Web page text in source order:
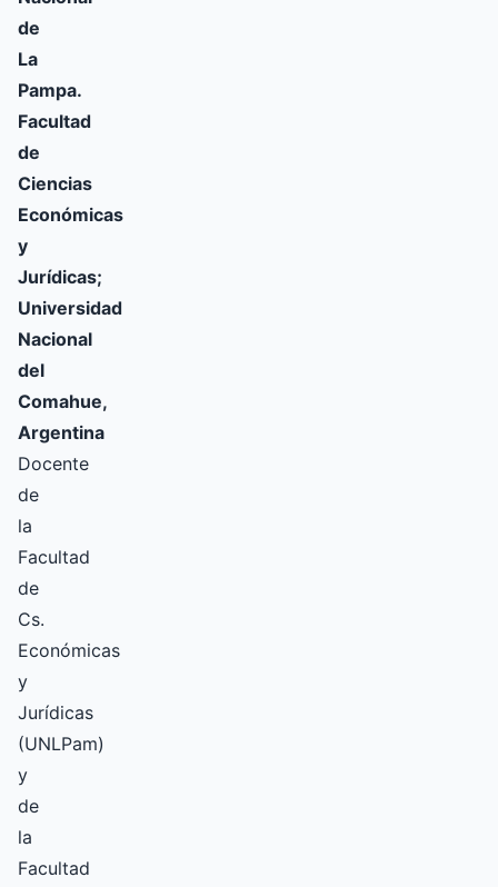
de
La
Pampa.
Facultad
de
Ciencias
Económicas
y
Jurídicas;
Universidad
Nacional
del
Comahue,
Argentina
Docente
de
la
Facultad
de
Cs.
Económicas
y
Jurídicas
(UNLPam)
y
de
la
Facultad